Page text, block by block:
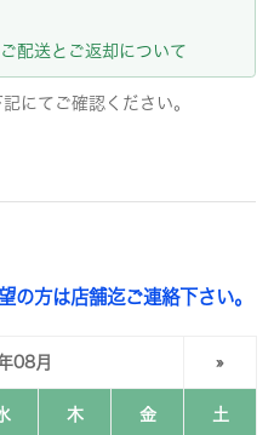
ご配送とご返却について
にてご確認ください。
の方は店舗迄ご連絡下さい。
08月 »
木 金 土